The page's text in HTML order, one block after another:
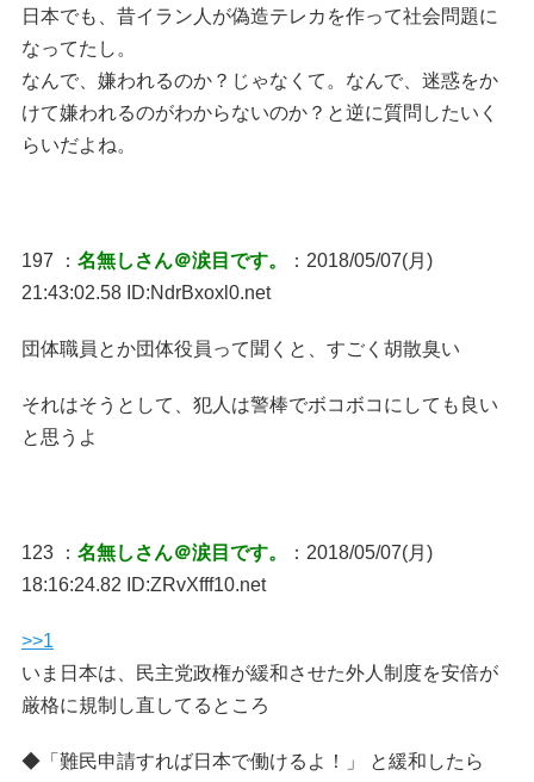
日本でも、昔イラン人が偽造テレカを作って社会問題に
なってたし。
なんで、嫌われるのか？じゃなくて。なんで、迷惑をか
けて嫌われるのがわからないのか？と逆に質問したいく
らいだよね。
197 ： 名無しさん＠涙目です。
：2018/05/07(月)
21:43:02.58 ID:NdrBxoxl0.net
団体職員とか団体役員って聞くと、すごく胡散臭い
それはそうとして、犯人は警棒でボコボコにしても良い
と思うよ
123 ： 名無しさん＠涙目です。
：2018/05/07(月)
18:16:24.82 ID:ZRvXfff10.net
>>1
いま日本は、民主党政権が緩和させた外人制度を安倍が
厳格に規制し直してるところ
◆「難民申請すれば日本で働けるよ！」 と緩和したら